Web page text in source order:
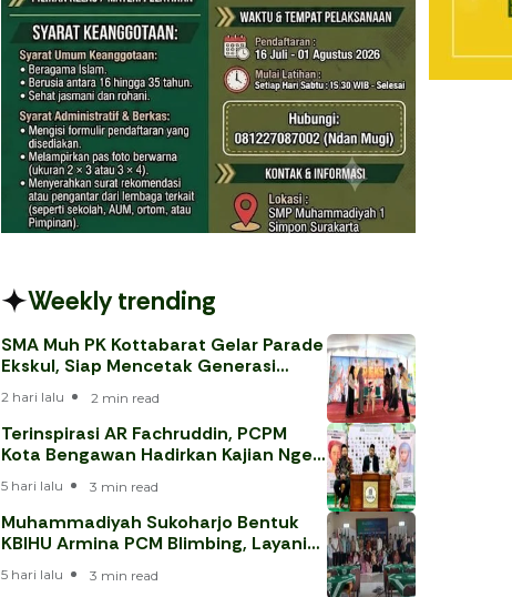
Weekly trending
SMA Muh PK Kottabarat Gelar Parade
Ekskul, Siap Mencetak Generasi
2 hari lalu 2 min read
Terinspirasi AR Fachruddin, PCPM
Kota Bengawan Hadirkan Kajian Nge-
5 hari lalu 3 min read
Muhammadiyah Sukoharjo Bentuk
KBIHU Armina PCM Blimbing, Layani
5 hari lalu 3 min read